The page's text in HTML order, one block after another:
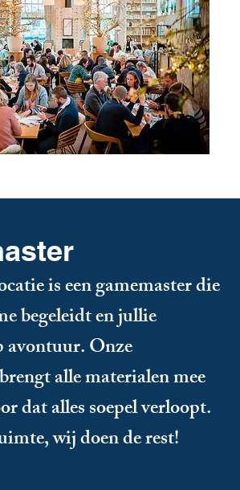
is een gamemasterdie
begeleidt en jullie
avontuur.Onze
alle materialen mee
dat alles soepel verloopt.
wij doen de rest!